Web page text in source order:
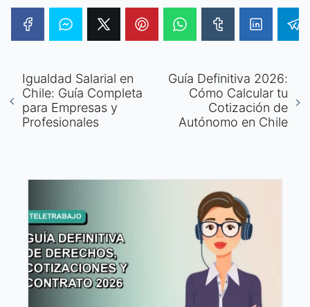
Igualdad Salarial en
Chile: Guía Completa
para Empresas y
Profesionales
Guía Definitiva 2026:
Cómo Calcular tu
Cotización de
Autónomo en Chile